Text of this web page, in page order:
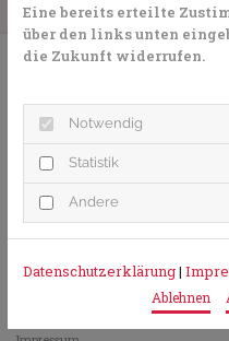
Fontane Apotheke
Bugginger Str. 54
79114 Freiburg
+49 (0)761 - 41703
+49 (0)761 - 41707
Eine bereits erteilte
über den links unten
die Zukunft widerrufen.
Notwendig
Statistik
Andere
Datenschutzerklärung|
Ablehnen